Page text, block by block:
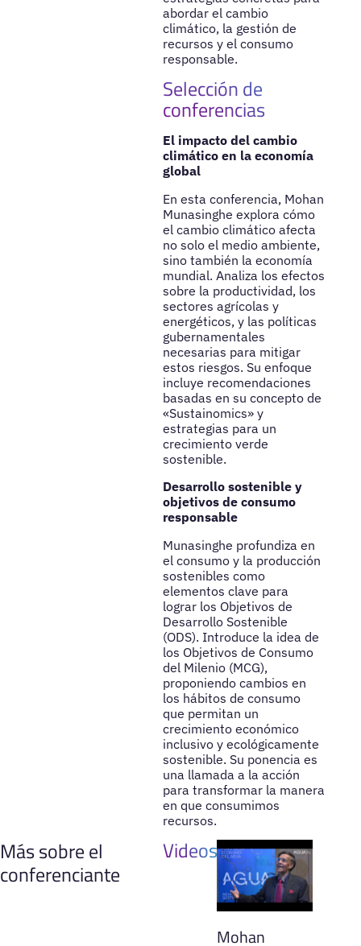
abordar el cambio
climático, la gestión de
recursos y el consumo
responsable.
Selección de
conferencias
El impacto del cambio
climático en la economía
global
En esta conferencia, Mohan
Munasinghe explora cómo
el cambio climático afecta
no solo el medio ambiente,
sino también la economía
mundial. Analiza los efectos
sobre la productividad, los
sectores agrícolas y
energéticos, y las políticas
gubernamentales
necesarias para mitigar
estos riesgos. Su enfoque
incluye recomendaciones
basadas en su concepto de
«Sustainomics» y
estrategias para un
crecimiento verde
sostenible.
Desarrollo sostenible y
objetivos de consumo
responsable
Munasinghe profundiza en
el consumo y la producción
sostenibles como
elementos clave para
lograr los Objetivos de
Desarrollo Sostenible
(ODS). Introduce la idea de
los Objetivos de Consumo
del Milenio (MCG),
proponiendo cambios en
los hábitos de consumo
que permitan un
crecimiento económico
inclusivo y ecológicamente
sostenible. Su ponencia es
una llamada a la acción
para transformar la manera
en que consumimos
recursos.
Más sobre el
conferenciante
Videos
Mohan